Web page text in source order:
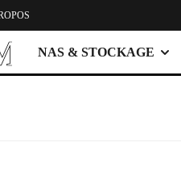
NAS & STOCKAGE